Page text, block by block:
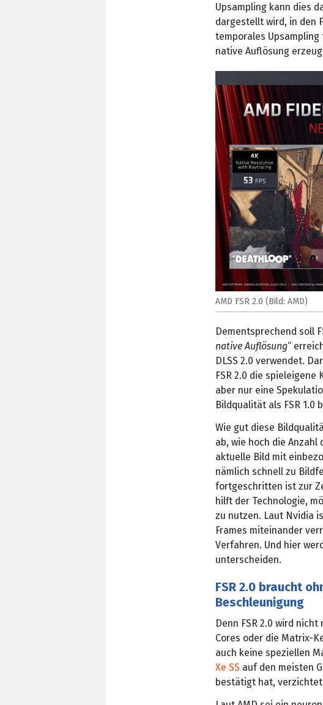
Upsampling kann dies
dargestellt wird, in den
temporales
native Auflösung
AMD FSR 2.0 (Bild: AMD)
Dementsprechend soll
native Auflösung“
DLSS 2.0 verwendet.
FSR 2.0 die
aber nur eine
Bildqualität als FSR 1.0
Wie gut diese
ab, wie hoch die Anzahl
aktuelle Bild mit
nämlich schnell zu
fortgeschritten ist zur
hilft der Technologie,
zu nutzen. Laut Nvidia
Frames miteinander
Verfahren. Und hier
unterscheiden.
FSR 2.0 braucht
Beschleunigung
Denn FSR 2.0 wird
Cores oder die Matrix-
auch keine speziellen
Xe SS auf den meisten
bestätigt hat, verzichtet